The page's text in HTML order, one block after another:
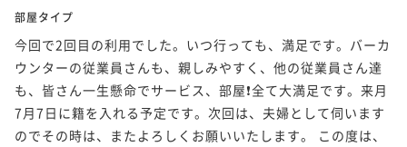
部屋タイプ
今回で2回目の利用でした。いつ行っても、満足です。バーカ
ウンターの従業員さんも、親しみやすく、他の従業員さん達
も、皆さん一生懸命でサービス、部屋❗全て大満足です。来月
7月7日に籍を入れる予定です。次回は、夫婦として伺います
のでその時は、またよろしくお願いいたします。 この度は、